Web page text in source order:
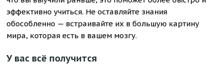
эффективно учиться. Не оставляйте знания
обособленно — встраивайте их в большую картину
мира, которая есть в вашем мозгу.
У вас всё получится